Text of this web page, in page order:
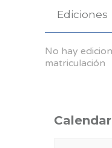
Ediciones
No hay
matriculación